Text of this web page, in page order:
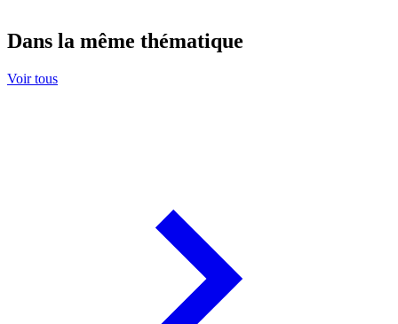
Dans la même thématique
Voir tous